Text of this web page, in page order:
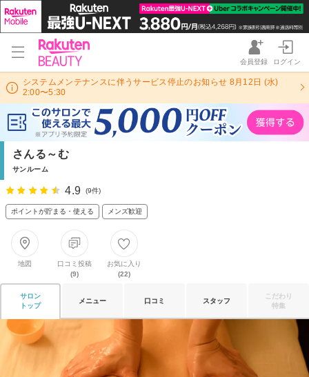
会員登録 ログイン
システムメンテナンスに伴うサービス停止のお知らせ 8月12日 (水)
2:00〜5:30
さんる～む
サンルーム
4.9 (9件)
ポイントが貯まる・使える メンズ歓迎
地図
口コミ投稿
(9)
お気に入り
(22)
サロン
トップ
メニュー 口コミ スタッフ
こだわり
特集